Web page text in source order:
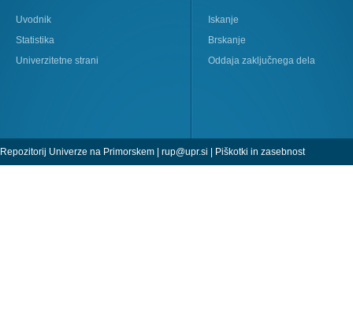
Uvodnik
Statistika
Univerzitetne strani
Iskanje
Brskanje
Oddaja zaključnega dela
Repozitorij Univerze na Primorskem | rup@upr.si | Piškotki in zasebnost